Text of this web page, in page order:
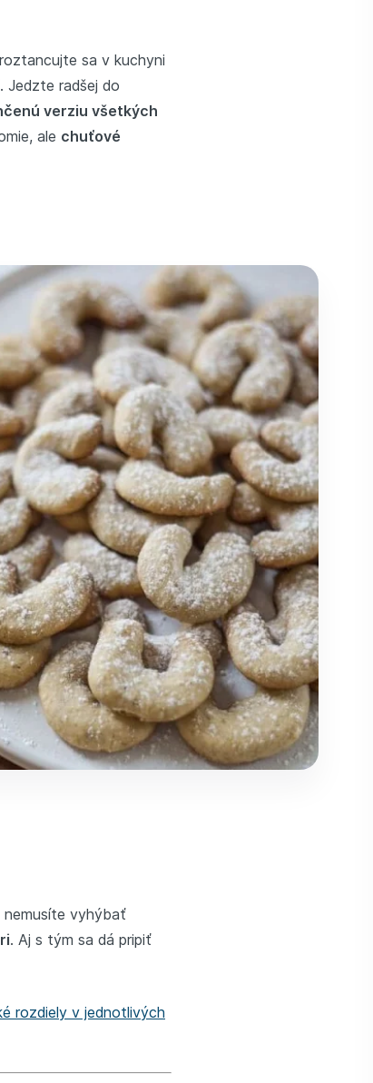
sa v kuchyni
Jedzte radšej do
verziu všetkých
ale chuťové
nemusíte vyhýbať
. Aj s tým sa dá pripiť
rozdiely v jednotlivých